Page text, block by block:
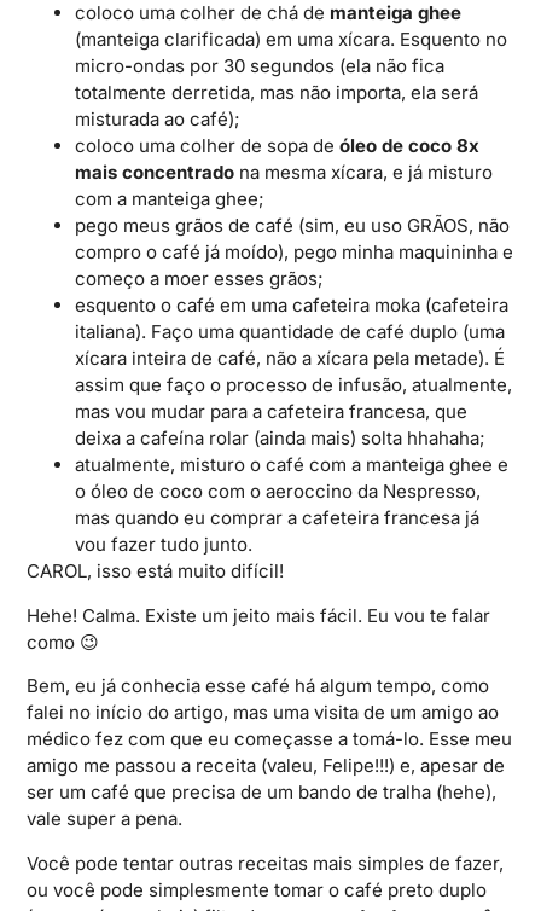
coloco uma colher de chá de manteiga ghee
(manteiga clarificada) em uma xícara. Esquento no
micro-ondas por 30 segundos (ela não fica
totalmente derretida, mas não importa, ela será
misturada ao café);
coloco uma colher de sopa deóleo de coco 8x
mais concentrado na mesma xícara, e já misturo
com a manteiga ghee;
pego meus grãos de café (sim, eu uso GRÃOS, não
compro o café já moído), pego minha maquininha e
começo a moer esses grãos;
esquento o café em uma cafeteira moka (cafeteira
italiana). Faço uma quantidade de café duplo (uma
xícara inteira de café, não a xícara pela metade). É
assim que faço o processo de infusão, atualmente,
mas vou mudar para a cafeteira francesa, que
deixa a cafeína rolar (ainda mais) solta hhahaha;
atualmente, misturo o café com a manteiga ghee e
o óleo de coco com o aeroccino da Nespresso,
mas quando eu comprar a cafeteira francesa já
vou fazer tudo junto.
CAROL, isso está muito difícil!
Hehe! Calma. Existe um jeito mais fácil. Eu vou te falar
como 😉
Bem, eu já conhecia esse café há algum tempo, como
falei no início do artigo, mas uma visita de um amigo ao
médico fez com que eu começasse a tomá-lo. Esse meu
amigo me passou a receita (valeu, Felipe!!!) e, apesar de
ser um café que precisa de um bando de tralha (hehe),
vale super a pena.
Você pode tentar outras receitas mais simples de fazer,
ou você pode simplesmente tomar o café preto duplo